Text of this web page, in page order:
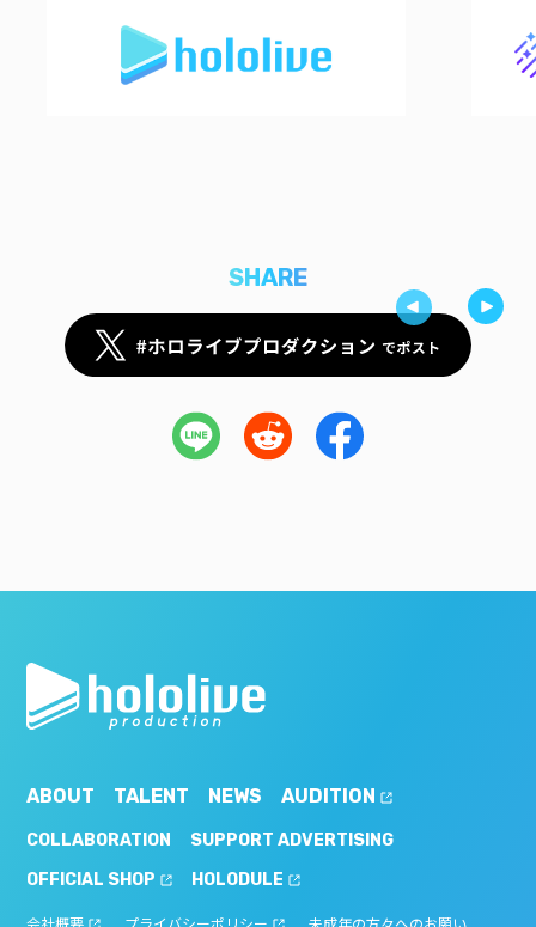
SHARE
ABOUT TALENT NEWS AUDITION
COLLABORATION
SUPPORT ADVERTISING
OFFICIAL SHOP
HOLODULE